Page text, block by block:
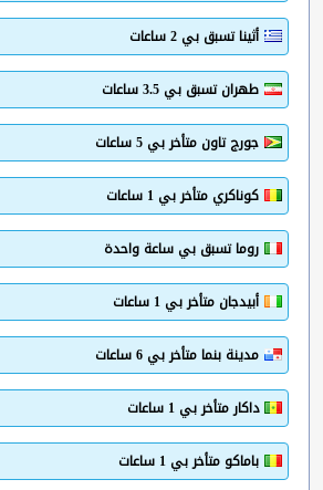
أثينا تسبق بي 2 ساعات
طهران تسبق بي 3.5 ساعات
جورج تاون متأخر بي 5 ساعات
كوناكري متأخر بي 1 ساعات
روما تسبق بي ساعة واحدة
أبيدجان متأخر بي 1 ساعات
مدينة بنما متأخر بي 6 ساعات
داكار متأخر بي 1 ساعات
باماكو متأخر بي 1 ساعات